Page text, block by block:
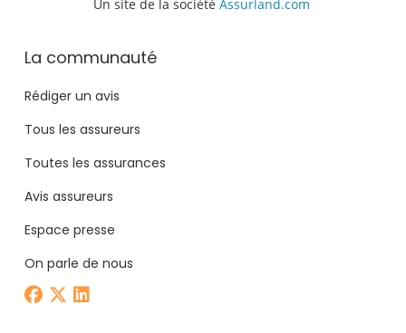
Un site de la société Assurland.com
La communauté
Rédiger un avis
Tous les assureurs
Toutes les assurances
Avis assureurs
Espace presse
On parle de nous